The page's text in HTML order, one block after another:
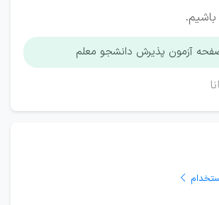
آزمون پذیرش دانشجو معلم